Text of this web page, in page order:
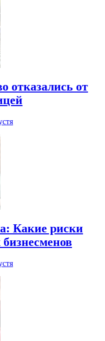
отказались от
Какие риски